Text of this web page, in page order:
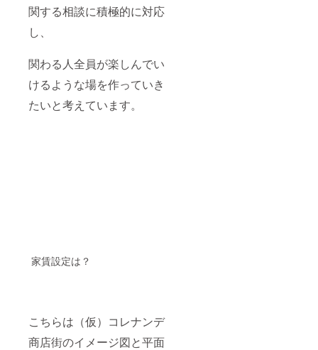
関する相談に積極的に対応
し、
関わる人全員が楽しんでい
けるような場を作っていき
たいと考えています。
家賃設定は？
こちらは（仮）コレナンデ
商店街のイメージ図と平面